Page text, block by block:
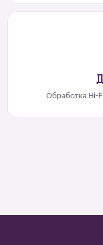
Обработка Hi-